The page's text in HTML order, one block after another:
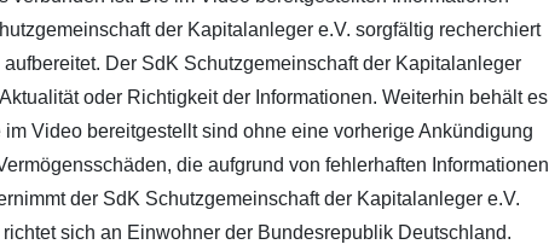
der Kapitalanleger e.V. sorgfältig recherchiert
Der SdK Schutzgemeinschaft der Kapitalanleger
oder Richtigkeit der Informationen. Weiterhin behält es
Video bereitgestellt sind ohne eine vorherige Ankündigung
die aufgrund von fehlerhaften Informationen
der SdK Schutzgemeinschaft der Kapitalanleger e.V.
sich an Einwohner der Bundesrepublik Deutschland.